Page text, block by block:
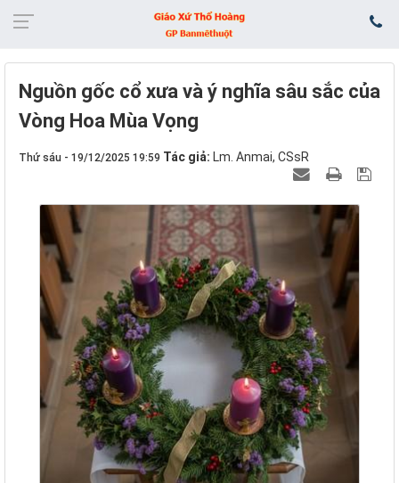
Nguồn gốc cổ xưa và ý nghĩa sâu sắc của
Vòng Hoa Mùa Vọng
Thứ sáu - 19/12/2025 19:59 Tác giả: Lm. Anmai, CSsR